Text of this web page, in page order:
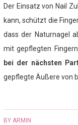
Der Einsatz von Nail
kann, schützt die
dass der Naturnagel
mit gepflegten
bei der nächsten
gepflegte Äußere von
BY ARMIN